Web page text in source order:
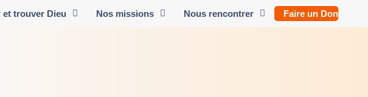
et trouver Dieu Nos missions Nous rencontrer Faire un Don